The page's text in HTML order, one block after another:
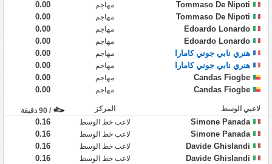
Tommaso De Nipoti
مهاجم
0.00
Tommaso De Nipoti
مهاجم
0.00
Edoardo Lonardo
مهاجم
0.00
Edoardo Lonardo
مهاجم
0.00
هنري نابي جوني كامارا
مهاجم
0.00
هنري نابي جوني كامارا
مهاجم
0.00
Candas Fiogbe
مهاجم
0.00
Candas Fiogbe
مهاجم 0.00
لاعبي الوسط المركز / 90 دقيقة
Simone Panada لاعب خط الوسط
0.16
Simone Panada
لاعب خط الوسط
0.16
Davide Ghislandi
لاعب خط الوسط
0.16
Davide Ghislandi
لاعب خط الوسط
0.16